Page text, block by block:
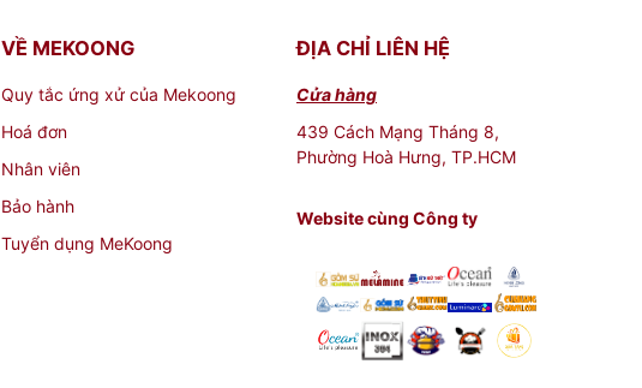
VỀ MEKOONG
Quy tắc ứng xử của Mekoong
Hoá đơn
Nhân viên
Bảo hành
Tuyển dụng MeKoong
ĐỊA CHỈ LIÊN HỆ
Cửa hàng
439 Cách Mạng Tháng 8,
Phường Hoà Hưng, TP.HCM
Website cùng Công ty